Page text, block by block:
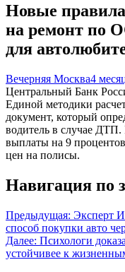
Новые правила
на ремонт по
для
Вечерняя Москва4
Центральный Банк
Единой методики
документ, который
водитель в случае ДТП.
выплаты на 9
цен на полисы.
Навигация по
Предыдущая: Эксперт
способ покупки авто
Далее: Психологи
устойчивее к